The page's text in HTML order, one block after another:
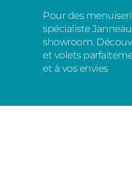
Pour des
spécialiste
showroom.
et volets
et à vos envies